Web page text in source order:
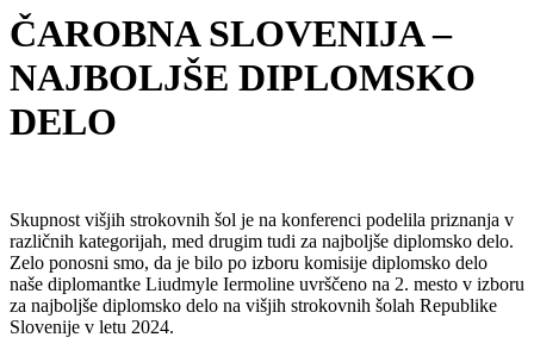
ČAROBNA SLOVENIJA –
NAJBOLJŠE DIPLOMSKO
DELO
Skupnost višjih strokovnih šol je na konferenci podelila priznanja v
različnih kategorijah, med drugim tudi za najboljše diplomsko delo.
Zelo ponosni smo, da je bilo po izboru komisije diplomsko delo
naše diplomantke Liudmyle Iermoline uvrščeno na 2. mesto v izboru
za najboljše diplomsko delo na višjih strokovnih šolah Republike
Slovenije v letu 2024.